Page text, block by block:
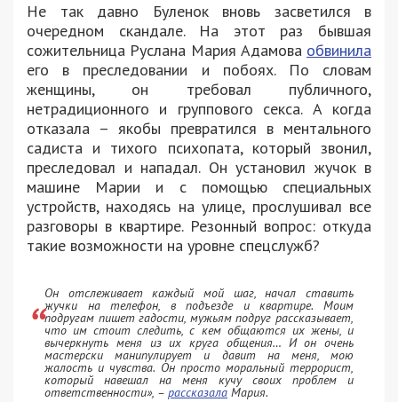
Не так давно Буленок вновь засветился в
очередном скандале. На этот раз бывшая
сожительница Руслана Мария Адамова обвинила
его в преследовании и побоях. По словам
женщины, он требовал публичного,
нетрадиционного и группового секса. А когда
отказала – якобы превратился в ментального
садиста и тихого психопата, который звонил,
преследовал и нападал. Он установил жучок в
машине Марии и с помощью специальных
устройств, находясь на улице, прослушивал все
разговоры в квартире. Резонный вопрос: откуда
такие возможности на уровне спецслужб?
Он отслеживает каждый мой шаг, начал ставить
жучки на телефон, в подъезде и квартире. Моим
подругам пишет гадости, мужьям подруг рассказывает,
что им стоит следить, с кем общаются их жены, и
вычеркнуть меня из их круга общения… И он очень
мастерски манипулирует и давит на меня, мою
жалость и чувства. Он просто моральный террорист,
который навешал на меня кучу своих проблем и
ответственности», – рассказала Мария.